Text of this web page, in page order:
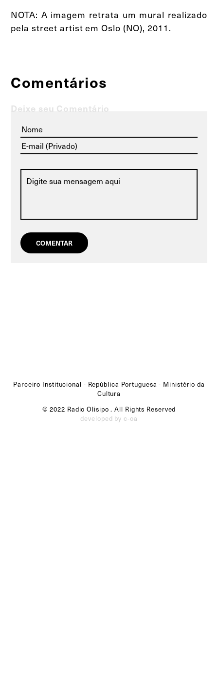
NOTA: A imagem retrata um mural realizado
pela street artist em Oslo (NO), 2011.
Comentários
Deixe seu Comentário
Parceiro Institucional - República Portuguesa - Ministério da
Cultura
© 2022 Radio Olisipo . All Rights Reserved
developed by c-oa